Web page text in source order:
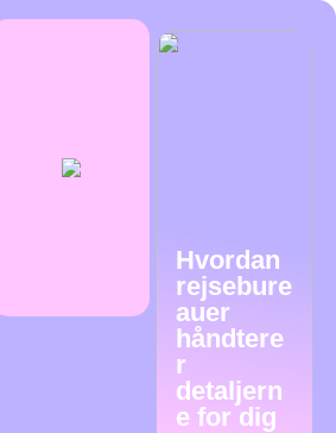
Hvordan
rejsebure
auer
håndtere
r
detaljern
e for dig